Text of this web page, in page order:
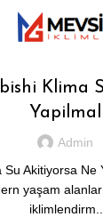
Klima
Admin
Akitiyorsa Ne
yaşam
iklimlendirm...